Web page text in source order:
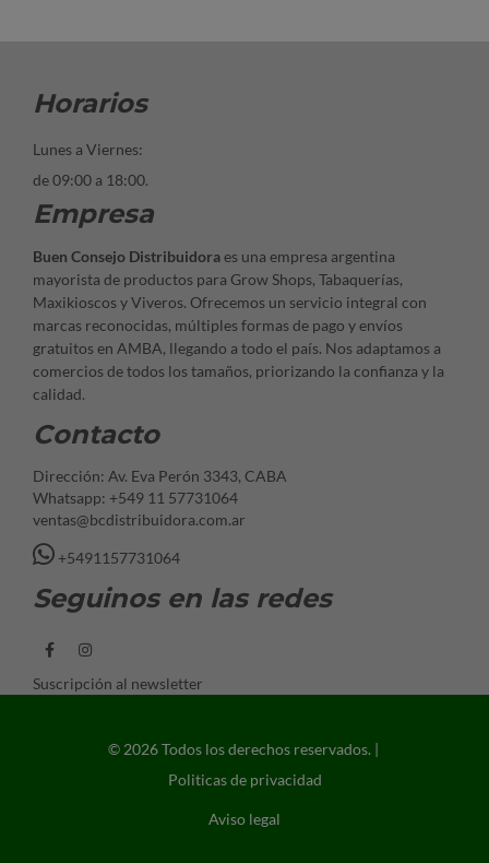
Horarios
Lunes a Viernes:
de 09:00 a 18:00.
Empresa
Buen Consejo Distribuidoraes una empresa argentina
mayorista de productos para Grow Shops, Tabaquerías,
Maxikioscos y Viveros. Ofrecemos un servicio integral con
marcas reconocidas, múltiples formas de pago y envíos
gratuitos en AMBA, llegando a todo el país. Nos adaptamos a
comercios de todos los tamaños, priorizando la confianza y la
calidad.
Contacto
Dirección: Av. Eva Perón 3343, CABA
Whatsapp: +549 11 57731064
ventas@bcdistribuidora.com.ar
+5491157731064
Seguinos en las redes
Suscripción al newsletter
© 2026 Todos los derechos reservados. |
Politicas de privacidad
Aviso legal